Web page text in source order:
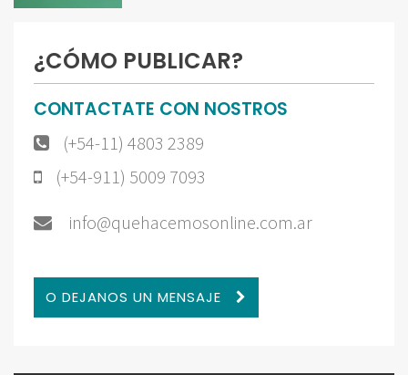
¿CÓMO PUBLICAR?
CONTACTATE CON NOSTROS
(+54-11) 4803 2389
(+54-911) 5009 7093
info@quehacemosonline.com.ar
O DEJANOS UN MENSAJE